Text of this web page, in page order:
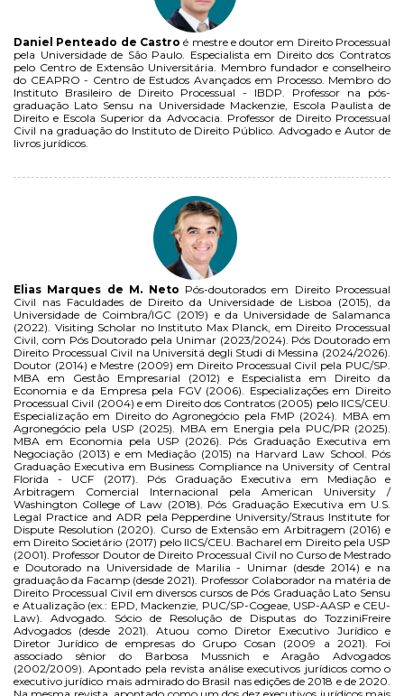
Daniel Penteado de Castro é mestre e doutor em Direito Processual
pela Universidade de São Paulo. Especialista em Direito dos Contratos
pelo Centro de Extensão Universitária. Membro fundador e conselheiro
do CEAPRO - Centro de Estudos Avançados em Processo. Membro do
Instituto Brasileiro de Direito Processual - IBDP. Professor na pós-
graduação Lato Sensu na Universidade Mackenzie, Escola Paulista de
Direito e Escola Superior da Advocacia. Professor de Direito Processual
Civil na graduação do Instituto de Direito Público. Advogado e Autor de
livros jurídicos.
Elias Marques de M. Neto Pós-doutorados em Direito Processual
Civil nas Faculdades de Direito da Universidade de Lisboa (2015), da
Universidade de Coimbra/IGC (2019) e da Universidade de Salamanca
(2022). Visiting Scholar no Instituto Max Planck, em Direito Processual
Civil, com Pós Doutorado pela Unimar (2023/2024). Pós Doutorado em
Direito Processual Civil na Universitá degli Studi di Messina (2024/2026).
Doutor (2014) e Mestre (2009) em Direito Processual Civil pela PUC/SP.
MBA em Gestão Empresarial (2012) e Especialista em Direito da
Economia e da Empresa pela FGV (2006). Especializações em Direito
Processual Civil (2004) e em Direito dos Contratos (2005) pelo IICS/CEU.
Especialização em Direito do Agronegócio pela FMP (2024). MBA em
Agronegócio pela USP (2025). MBA em Energia pela PUC/PR (2025).
MBA em Economia pela USP (2026). Pós Graduação Executiva em
Negociação (2013) e em Mediação (2015) na Harvard Law School. Pós
Graduação Executiva em Business Compliance na University of Central
Florida - UCF (2017). Pós Graduação Executiva em Mediação e
Arbitragem Comercial Internacional pela American University /
Washington College of Law (2018). Pós Graduação Executiva em U.S.
Legal Practice and ADR pela Pepperdine University/Straus Institute for
Dispute Resolution (2020). Curso de Extensão em Arbitragem (2016) e
em Direito Societário (2017) pelo IICS/CEU. Bacharel em Direito pela USP
(2001). Professor Doutor de Direito Processual Civil no Curso de Mestrado
e Doutorado na Universidade de Marilia - Unimar (desde 2014) e na
graduação da Facamp (desde 2021). Professor Colaborador na matéria de
Direito Processual Civil em diversos cursos de Pós Graduação Lato Sensu
e Atualização (ex.: EPD, Mackenzie, PUC/SP-Cogeae, USP-AASP e CEU-
Law). Advogado. Sócio de Resolução de Disputas do TozziniFreire
Advogados (desde 2021). Atuou como Diretor Executivo Jurídico e
Diretor Jurídico de empresas do Grupo Cosan (2009 a 2021). Foi
associado sênior do Barbosa Mussnich e Aragão Advogados
(2002/2009). Apontado pela revista análise executivos jurídicos como o
executivo jurídico mais admirado do Brasil nas edições de 2018 e de 2020.